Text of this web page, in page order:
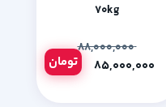
۷۰kg
۸۸,۰۰۰,۰۰۰
تومان